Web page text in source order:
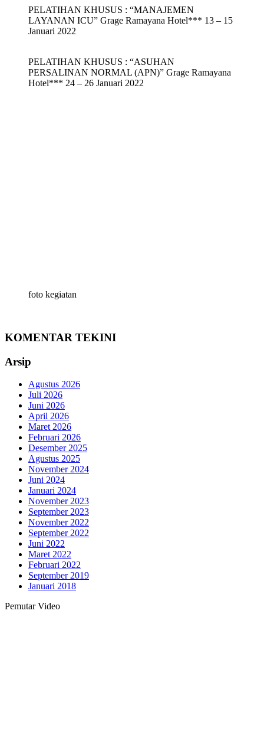
PELATIHAN KHUSUS : “MANAJEMEN
LAYANAN ICU” Grage Ramayana Hotel*** 13 – 15
Januari 2022
PELATIHAN KHUSUS : “ASUHAN
PERSALINAN NORMAL (APN)” Grage Ramayana
Hotel*** 24 – 26 Januari 2022
foto kegiatan
KOMENTAR TEKINI
Arsip
Agustus 2026
Juli 2026
Juni 2026
April 2026
Maret 2026
Februari 2026
Desember 2025
Agustus 2025
November 2024
Juni 2024
Januari 2024
November 2023
September 2023
November 2022
September 2022
Juni 2022
Maret 2022
Februari 2022
September 2019
Januari 2018
Pemutar Video